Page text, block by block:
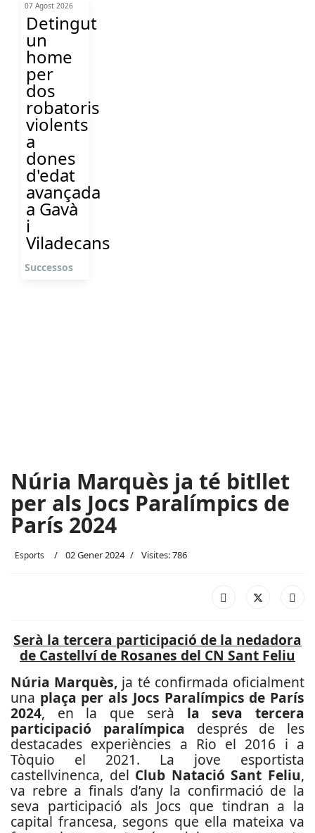
07 Agost 2026
Detingut
un
home
per
dos
robatoris
violents
a
dones
d'edat
avançada
a Gavà
i
Viladecans
Successos
Núria Marquès ja té bitllet
per als Jocs Paralímpics de
París 2024
Esports 02 Gener 2024 Visites: 786
Serà la tercera participació de la nedadora
de Castellví de Rosanes del CN Sant Feliu
Núria Marquès, ja té confirmada oficialment
una plaça per als Jocs Paralímpics de París
2024, en la que serà la seva tercera
participació paralímpica després de les
destacades experiències a Rio el 2016 i a
Tòquio el 2021. La jove esportista
castellvinenca, del Club Natació Sant Feliu,
va rebre a finals d’any la confirmació de la
seva participació als Jocs que tindran a la
capital francesa, segons que ella mateixa va